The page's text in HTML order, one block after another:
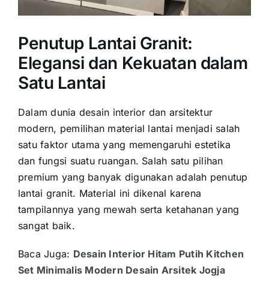
Penutup Lantai Granit:
Elegansi dan Kekuatan dalam
Satu Lantai
Dalam dunia desain interior dan arsitektur
modern, pemilihan material lantai menjadi salah
satu faktor utama yang memengaruhi estetika
dan fungsi suatu ruangan. Salah satu pilihan
premium yang banyak digunakan adalah penutup
lantai granit. Material ini dikenal karena
tampilannya yang mewah serta ketahanan yang
sangat baik.
Baca Juga: Desain Interior Hitam Putih Kitchen
Set Minimalis Modern Desain Arsitek Jogja